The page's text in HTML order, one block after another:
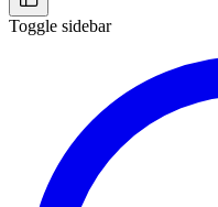
Toggle sidebar